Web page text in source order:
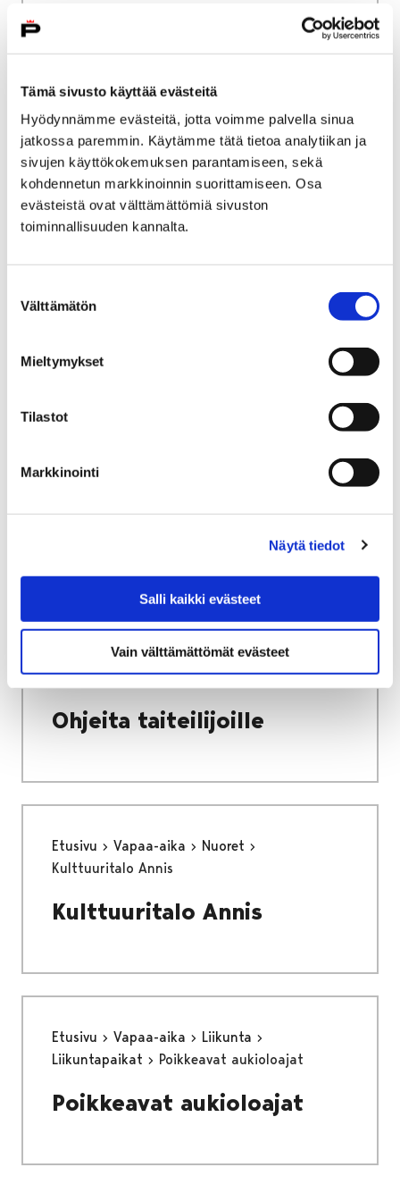
Tämä sivusto käyttää evästeitä
Hyödynnämme evästeitä, jotta voimme palvella sinua
jatkossa paremmin. Käytämme tätä tietoa analytiikan ja
sivujen käyttökokemuksen parantamiseen, sekä
kohdennetun markkinoinnin suorittamiseen. Osa
evästeistä ovat välttämättömiä sivuston
toiminnallisuuden kannalta.
valinta
Välttämätön
Mieltymykset
Tilastot
Markkinointi
Näytä tiedot
Salli kaikki evästeet
Vain välttämättömät evästeet
Porin väestökehitys
Porin väestökehitys
Etusivu Kaupunki ja hallinto
Ota yhteyttä
Kaupungin asiointipalvelut
Porin kaupungin asiakaspalvelu
Porin brändituotteet
Etusivu
Tulevat näyttelyt
Tulevat näyttelyt
Etusivu Vapaa-aika
Kulttuuri
Kulttuuritalo Annis
Avoin seinä -galleria
Ohjeita taiteilijoille
Ohjeita taiteilijoille
Etusivu Vapaa-aika
Nuoret
Kulttuuritalo Annis
Kulttuuritalo Annis
Etusivu Vapaa-aika
Liikunta
Liikuntapaikat
Poikkeavat aukioloajat
Poikkeavat aukioloajat